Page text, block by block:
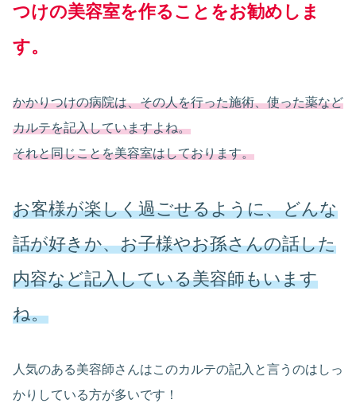
つけの美容室を作ることをお勧めしま
す。
かかりつけの病院は、その人を行った施術、使った薬など
カルテを記入していますよね。
それと同じことを美容室はしております。
お客様が楽しく過ごせるように、どんな
話が好きか、お子様やお孫さんの話した
内容など記入している美容師もいます
ね。
人気のある美容師さんはこのカルテの記入と言うのはしっ
かりしている方が多いです！